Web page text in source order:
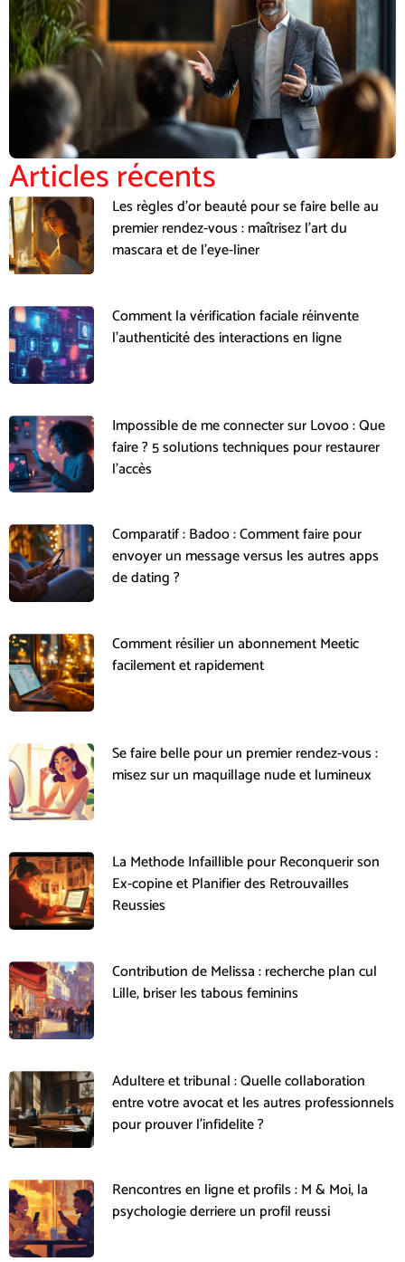
Articles récents
Les règles d’or beauté pour se faire belle au
premier rendez-vous : maîtrisez l’art du
mascara et de l’eye-liner
Comment la vérification faciale réinvente
l’authenticité des interactions en ligne
Impossible de me connecter sur Lovoo : Que
faire ? 5 solutions techniques pour restaurer
l’accès
Comparatif : Badoo : Comment faire pour
envoyer un message versus les autres apps
de dating ?
Comment résilier un abonnement Meetic
facilement et rapidement
Se faire belle pour un premier rendez-vous :
misez sur un maquillage nude et lumineux
La Methode Infaillible pour Reconquerir son
Ex-copine et Planifier des Retrouvailles
Reussies
Contribution de Melissa : recherche plan cul
Lille, briser les tabous feminins
Adultere et tribunal : Quelle collaboration
entre votre avocat et les autres professionnels
pour prouver l’infidelite ?
Rencontres en ligne et profils : M & Moi, la
psychologie derriere un profil reussi